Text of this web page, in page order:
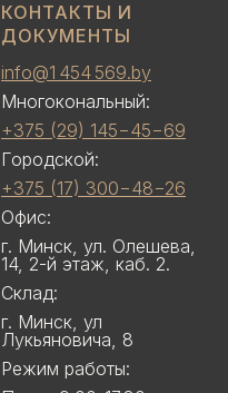
КОНТАКТЫ И
ДОКУМЕНТЫ
info@1 454 569.by
Многокональный:
+375 (29) 145−45−69
Городской:
+375 (17) 300−48−26
Офис:
г. Минск, ул. Олешева,
14, 2-й этаж, каб. 2.
Склад:
г. Минск, ул
Лукьяновича, 8
Режим работы: